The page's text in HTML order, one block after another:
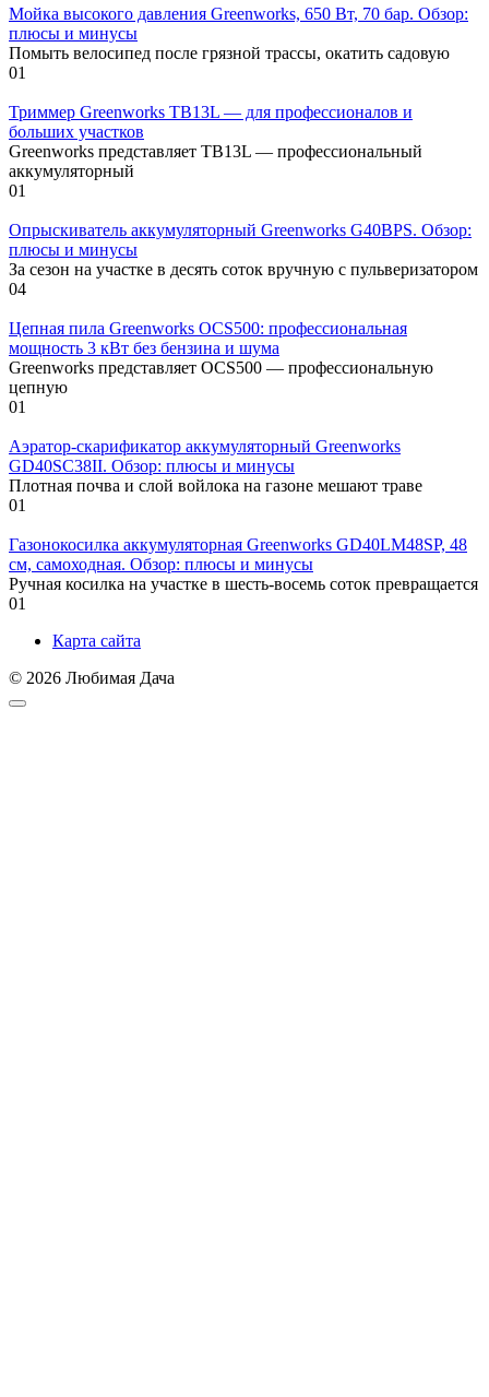
Мойка высокого давления Greenworks, 650 Вт, 70 бар. Обзор:
плюсы и минусы
Помыть велосипед после грязной трассы, окатить садовую
01
Триммер Greenworks TB13L — для профессионалов и
больших участков
Greenworks представляет TB13L — профессиональный
аккумуляторный
01
Опрыскиватель аккумуляторный Greenworks G40BPS. Обзор:
плюсы и минусы
За сезон на участке в десять соток вручную с пульверизатором
04
Цепная пила Greenworks OCS500: профессиональная
мощность 3 кВт без бензина и шума
Greenworks представляет OCS500 — профессиональную
цепную
01
Аэратор-скарификатор аккумуляторный Greenworks
GD40SC38II. Обзор: плюсы и минусы
Плотная почва и слой войлока на газоне мешают траве
01
Газонокосилка аккумуляторная Greenworks GD40LM48SP, 48
см, самоходная. Обзор: плюсы и минусы
Ручная косилка на участке в шесть-восемь соток превращается
01
Карта сайта
© 2026 Любимая Дача